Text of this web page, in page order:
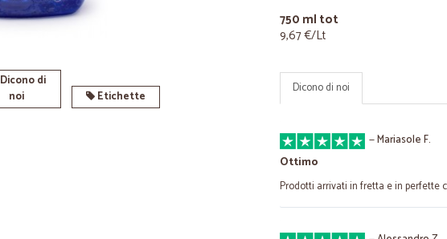
Dicono di
noi
Etichette
750 ml tot
9,67 €/Lt
Dicono di noi
—Mariasole F.
Ottimo
Prodotti arrivati in fretta e in perfette